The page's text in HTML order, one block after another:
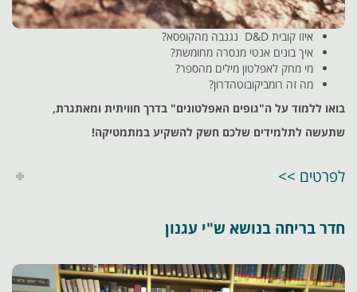
איזו קובית D&D נגנבה מהקופסא?
איך בונים אנטי מנסרה מחומשת?
מי מחק לאפלטון מילים מהספר?
מה זה רומביקובוטהדרון?
בואו ללמוד על ה"גופים האפלטונים" בדרך חוויתית ומאתגרת,
שתעשה לתלמידים שלכם חשק להשקיע במתמטיקה!
לפרטים >>
חדר בריחה בנושא ש"י עגנון